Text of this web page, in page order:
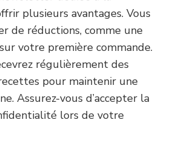
plusieurs avantages. Vous
de réductions, comme une
votre première commande.
régulièrement des
pour maintenir une
Assurez-vous d’accepter la
lors de votre